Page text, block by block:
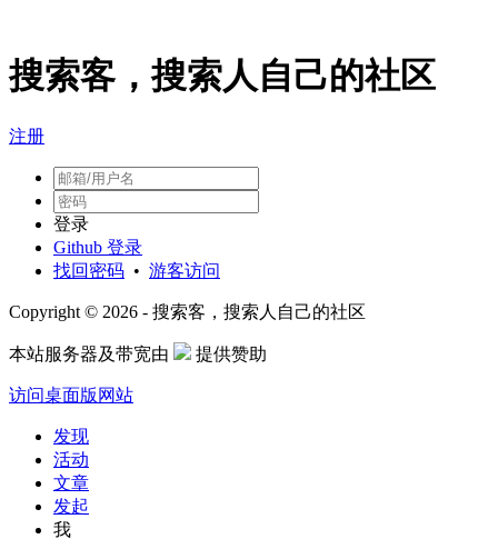
搜索客，搜索人自己的社区
注册
登录
Github 登录
找回密码 • 游客访问
Copyright © 2026 - 搜索客，搜索人自己的社区
本站服务器及带宽由 提供赞助
访问桌面版网站
发现
活动
文章
发起
我